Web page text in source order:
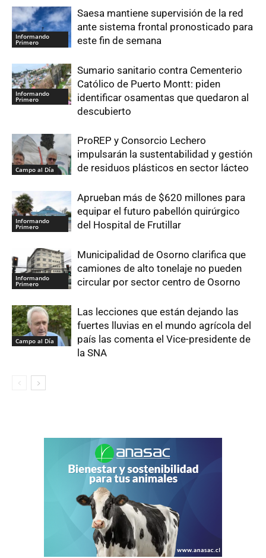
Informando
Primero
Saesa mantiene supervisión de la red
ante sistema frontal pronosticado para
este fin de semana
Informando
Primero
Sumario sanitario contra Cementerio
Católico de Puerto Montt: piden
identificar osamentas que quedaron al
descubierto
Campo al Día
ProREP y Consorcio Lechero
impulsarán la sustentabilidad y gestión
de residuos plásticos en sector lácteo
Informando
Primero
Aprueban más de $620 millones para
equipar el futuro pabellón quirúrgico
del Hospital de Frutillar
Informando
Primero
Municipalidad de Osorno clarifica que
camiones de alto tonelaje no pueden
circular por sector centro de Osorno
Campo al Día
Las lecciones que están dejando las
fuertes lluvias en el mundo agrícola del
país las comenta el Vice-presidente de
la SNA